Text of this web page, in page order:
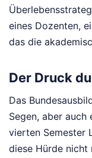
eines Dozenten,
das die
Der Druck
Das
Segen, aber auch
vierten Semester
diese Hürde nicht